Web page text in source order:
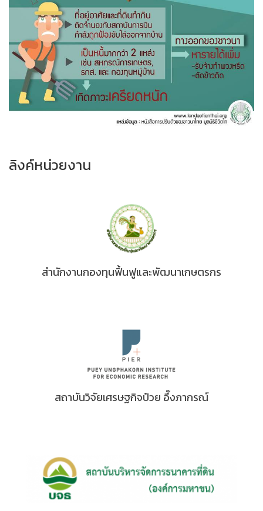
ลิงค์หน่วยงาน
สำนักงานกองทุนฟื้นฟูและพัฒนาเกษตรกร
สถาบันวิจัยเศรษฐกิจป๋วย อึ๊งภากรณ์